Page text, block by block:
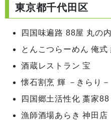
東京都千代田区
四国味遍路 88屋 丸の
とんこつらーめん 俺
酒蔵レストラン 宝
懐石割烹 輝 －きらり－
四国郷土活性化 藁家
漁師酒場あらき 神田店